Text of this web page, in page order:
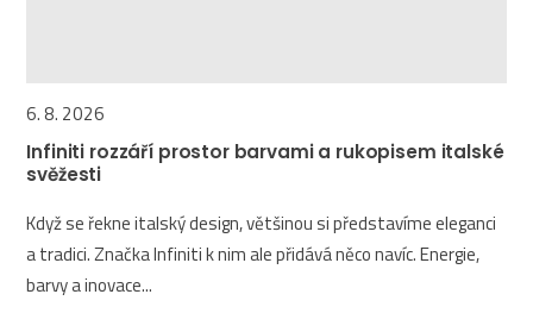
6. 8. 2026
Infiniti rozzáří prostor barvami a rukopisem italské
svěžesti
Když se řekne italský design, většinou si představíme eleganci
a tradici. Značka Infiniti k nim ale přidává něco navíc. Energie,
barvy a inovace...